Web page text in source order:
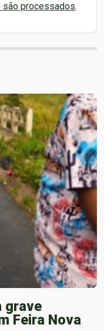
são processados.
grave
Feira Nova